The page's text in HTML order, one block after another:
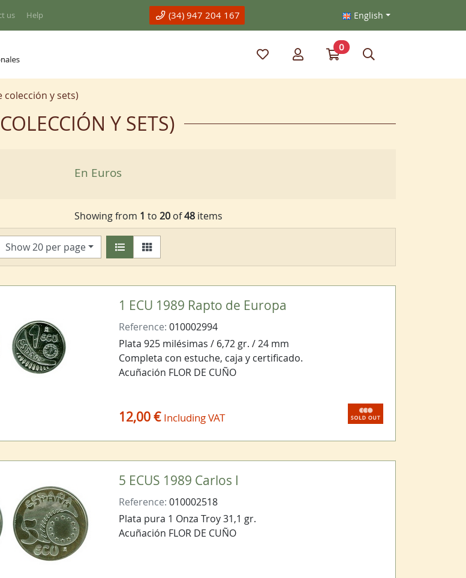
us Help (34) 947 204 167 English
My favorite items
My accountGo to my cart
0
colección y sets)
Y SETS)
En Euros
Showing from 1 to 20 of48 items
Show 20 per page
1 ECU 1989 Rapto de Europa
Reference:010002994
Plata 925 milésimas / 6,72 gr. / 24 mm
Completa con estuche, caja y certificado.
Acuñación FLOR DE CUÑO
12,00 € Including VAT
5 ECUS 1989 Carlos I
Reference:010002518
Plata pura 1 Onza Troy 31,1 gr.
Acuñación FLOR DE CUÑO